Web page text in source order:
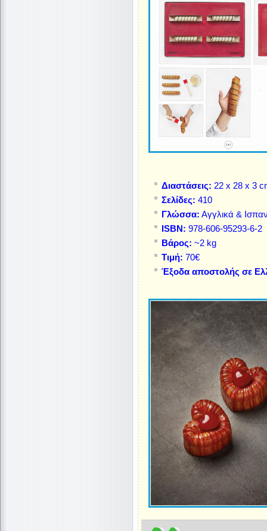
Διαστάσεις: 22 x 28 x 3
Σελίδες: 410
Γλώσσα: Αγγλικά &
ISBN: 978-606-95293-6-2
Βάρος: ~2 kg
Τιμή: 70€
Έξοδα αποστολής σε